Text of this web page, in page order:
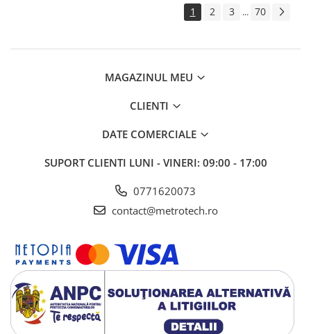
si unghiuri
Instrumente de centrare si marcare
Dispozitive setare punct zero
Ace de trasat si punctatoare
Dispozitive de centrare
Poansoane si sabloane de marcat
1 2 3 ... 70
MAGAZINUL MEU
CLIENTI
DATE COMERCIALE
SUPORT CLIENTI LUNI - VINERI: 09:00 - 17:00
0771620073
contact@metrotech.ro